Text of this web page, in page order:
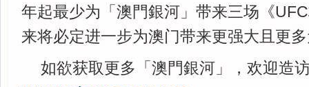
年起最少为「澳門銀河」带来三场《
来将必定进一步为澳门带来更强大且更
如欲获取更多「澳門銀河」，欢迎造